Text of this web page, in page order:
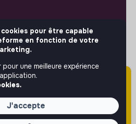
a été publiée il y a
13/05/2026) et est sans
mise à jour.
pour être capable
en fonction de votre
une meilleure expérience
J'accepte